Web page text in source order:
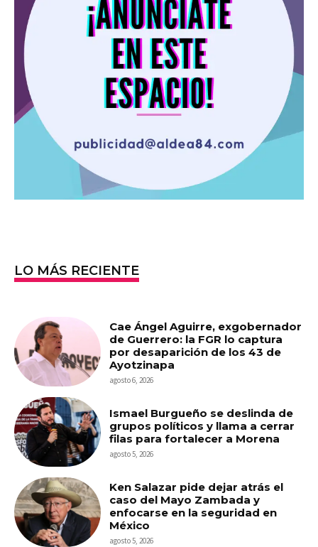
LO MÁS RECIENTE
Cae Ángel Aguirre, exgobernador
de Guerrero: la FGR lo captura
por desaparición de los 43 de
Ayotzinapa
agosto 6, 2026
Ismael Burgueño se deslinda de
grupos políticos y llama a cerrar
filas para fortalecer a Morena
agosto 5, 2026
Ken Salazar pide dejar atrás el
caso del Mayo Zambada y
enfocarse en la seguridad en
México
agosto 5, 2026